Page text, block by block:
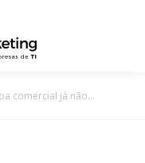
comercial já não…